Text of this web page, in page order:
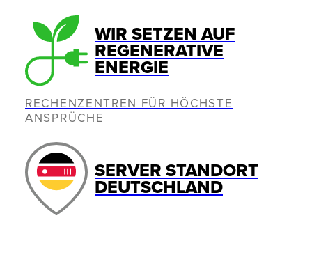
WIR SETZEN AUF
REGENERATIVE
ENERGIE
RECHENZENTREN FÜR HÖCHSTE
ANSPRÜCHE
SERVER STANDORT
DEUTSCHLAND